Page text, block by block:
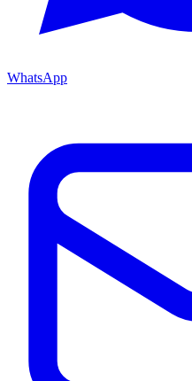
WhatsApp